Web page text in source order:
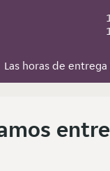
Las horas de